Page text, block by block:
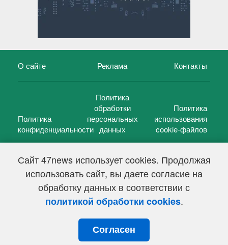
Сайт 47news использует cookies. Продолжая
использовать сайт, вы даете согласие на
обработку данных в соответствии с
политикой обработки cookies.
Согласен
О сайте Реклама Контакты
Политика
конфиденциальности
Политика
обработки
персональных
данных
Политика
использования
cookie-файлов
47 новостей (47 news)2005 — 2026 г.
Свидетельство о регистрации СМИ Эл № ФС 77-39848, выдано
Федеральной службой по надзору в сфере связи,
информационных технологий и массовых коммуникаций